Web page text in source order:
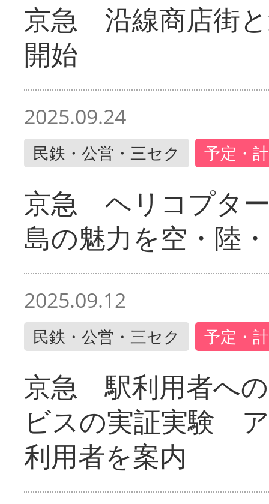
京急 沿線商店街
開始
2025.09.24
民鉄・公営・三セク 予定・
京急 ヘリコプタ
島の魅力を空・陸
2025.09.12
民鉄・公営・三セク 予定・
京急 駅利用者へ
ビスの実証実験
利用者を案内